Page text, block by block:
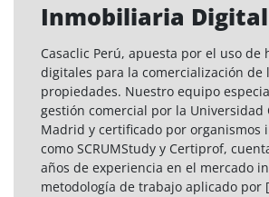
Inmobiliaria Digital
Casaclic Perú, apuesta por el uso de
digitales para la comercialización de
propiedades. Nuestro equipo
gestión comercial por la Universidad
Madrid y certificado por organismos
como SCRUMStudy y Certiprof,
años de experiencia en el mercado
metodología de trabajo aplicado por